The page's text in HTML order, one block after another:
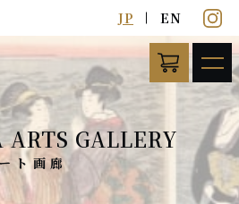
JP EN
GALLERY